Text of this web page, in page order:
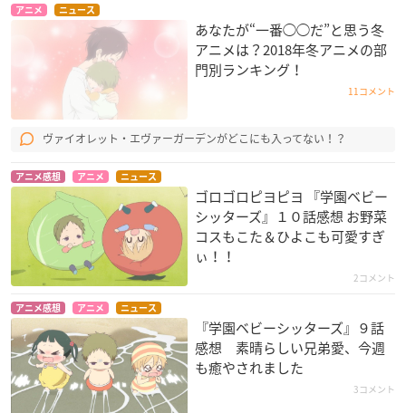
アニメ ニュース
あなたが“一番◯◯だ”と思う冬
アニメは？2018年冬アニメの部
門別ランキング！
11コメント
ヴァイオレット・エヴァーガーデンがどこにも入ってない！？
アニメ感想 アニメ ニュース
ゴロゴロピヨピヨ 『学園ベビー
シッターズ』１０話感想 お野菜
コスもこた＆ひよこも可愛すぎ
ぃ！！
2コメント
アニメ感想 アニメ ニュース
『学園ベビーシッターズ』９話
感想 素晴らしい兄弟愛、今週
も癒やされました
3コメント